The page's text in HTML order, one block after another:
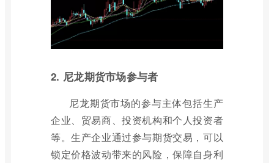
2. 尼龙期货市场参与者
尼龙期货市场的参与主体包括生产
企业、贸易商、投资机构和个人投资者
等。生产企业通过参与期货交易，可以
锁定价格波动带来的风险，保障自身利